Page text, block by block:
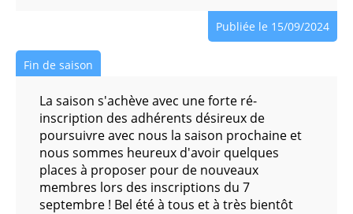
Randonnée Seniors
Relaxation aux Bols Tibétains
Street Dance Ado
Street Dance Adultes
Publiée le 15/09/2024
Fin de saison
La saison s'achève avec une forte ré-
inscription des adhérents désireux de
poursuivre avec nous la saison prochaine et
nous sommes heureux d'avoir quelques
places à proposer pour de nouveaux
membres lors des inscriptions du 7
septembre ! Bel été à tous et à très bientôt